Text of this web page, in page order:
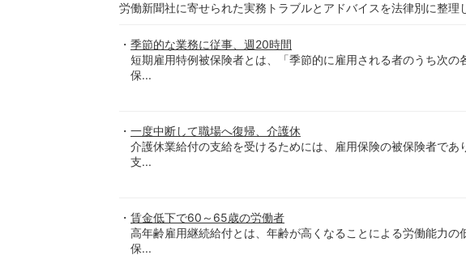
労働新聞社に寄せられた実務トラブルとアドバイスを法律別に整理
季節的な業務に従事、週20時間
短期雇用特例被保険者とは、「季節的に雇用される者のうち次
保...
一度中断して職場へ復帰、介護休
介護休業給付の支給を受けるためには、雇用保険の被保険者で
支...
賃金低下で60～65歳の労働者
高年齢雇用継続給付とは、年齢が高くなることによる労働能力
保...